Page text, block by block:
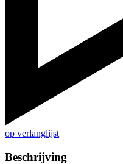
op verlanglijst
Beschrijving